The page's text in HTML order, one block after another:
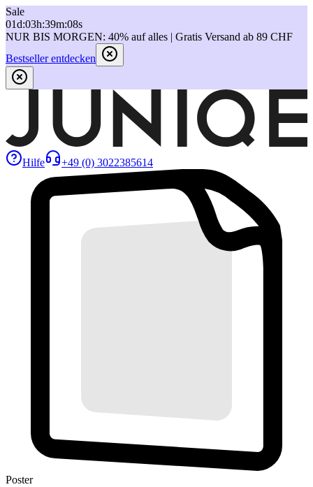
Sale
01d:03h:39m:08s
NUR BIS MORGEN: 40% auf alles | Gratis Versand ab 89 CHF
Bestseller entdecken
Hilfe +49 (0) 3022385614
Poster